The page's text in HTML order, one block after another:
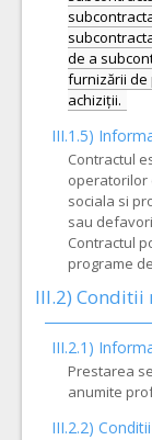
de a
furnizării de
III.1.5)
Contractul
operatorilor
sociala si
sau
Contractul
programe
III.2) Conditii
III.2.1)
Prestarea
anumite
III.2.2)